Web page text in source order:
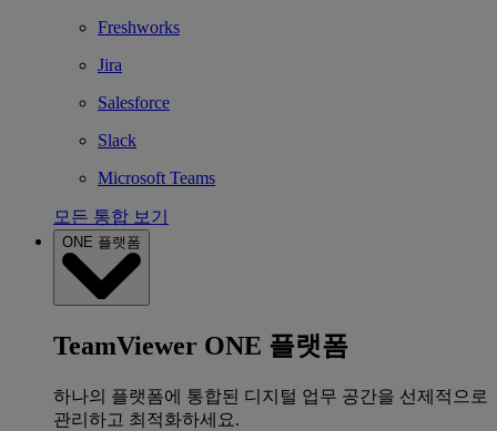
Freshworks
Jira
Salesforce
Slack
Microsoft Teams
모든 통합 보기
ONE 플랫폼
TeamViewer ONE 플랫폼
하나의 플랫폼에 통합된 디지털 업무 공간을 선제적으로
관리하고 최적화하세요.